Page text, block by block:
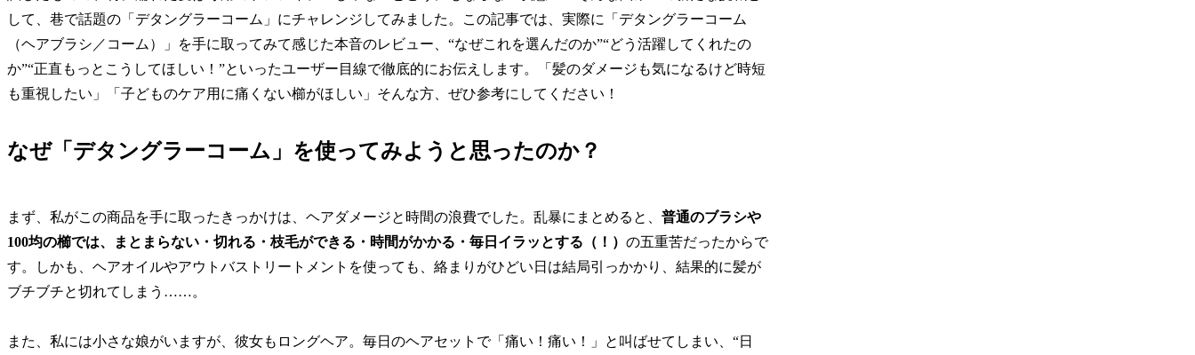
して、巷で話題の「デタングラーコーム」にチャレンジしてみました。この記事では、実際に「デタングラーコーム
（ヘアブラシ／コーム）」を手に取ってみて感じた本音のレビュー、“なぜこれを選んだのか”“どう活躍してくれたの
か”“正直もっとこうしてほしい！”といったユーザー目線で徹底的にお伝えします。「髪のダメージも気になるけど時短
も重視したい」「子どものケア用に痛くない櫛がほしい」そんな方、ぜひ参考にしてください！
なぜ「デタングラーコーム」を使ってみようと思ったのか？
まず、私がこの商品を手に取ったきっかけは、ヘアダメージと時間の浪費でした。乱暴にまとめると、 普通のブラシや
100均の櫛では、まとまらない・切れる・枝毛ができる・時間がかかる・毎日イラッとする（！） の五重苦だったからで
す。しかも、ヘアオイルやアウトバストリートメントを使っても、絡まりがひどい日は結局引っかかり、結果的に髪が
ブチブチと切れてしまう……。
また、私には小さな娘がいますが、彼女もロングヘア。毎日のヘアセットで「痛い！痛い！」と叫ばせてしまい、“日